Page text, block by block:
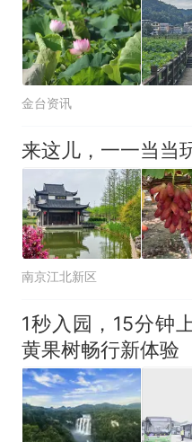
金台资讯
来这儿，一一当当
南京江北新区
1秒入园，15分钟
黄果树畅行新体验